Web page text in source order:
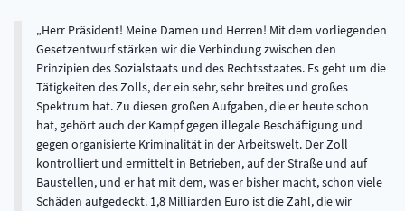
Herr Präsident! Meine Damen und Herren! Mit dem vorliegenden
Gesetzentwurf stärken wir die Verbindung zwischen den
Prinzipien des Sozialstaats und des Rechtsstaates. Es geht um die
Tätigkeiten des Zolls, der ein sehr, sehr breites und großes
Spektrum hat. Zu diesen großen Aufgaben, die er heute schon
hat, gehört auch der Kampf gegen illegale Beschäftigung und
gegen organisierte Kriminalität in der Arbeitswelt. Der Zoll
kontrolliert und ermittelt in Betrieben, auf der Straße und auf
Baustellen, und er hat mit dem, was er bisher macht, schon viele
Schäden aufgedeckt. 1,8 Milliarden Euro ist die Zahl, die wir